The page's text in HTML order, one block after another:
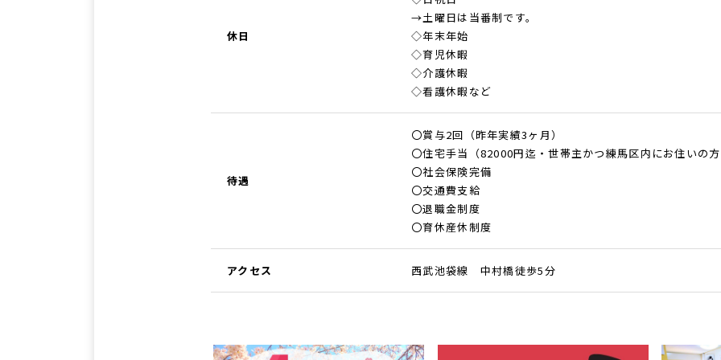
休日
→土曜日は当番制です。
◇年末年始
◇育児休暇
◇介護休暇
◇看護休暇など
待遇
〇賞与2回（昨年実績3ヶ月）
〇住宅手当（82000円迄・世帯主かつ練馬区内にお住いの
〇社会保険完備
〇交通費支給
〇退職金制度
〇育休産休制度
アクセス 西武池袋線 中村橋徒歩5分